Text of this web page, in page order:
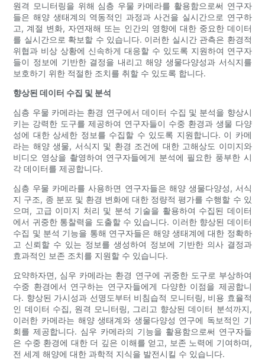
원격 모니터링을 위해 심층 우물 카메라를 활용함으로써 연구자
들은 해양 생태계의 역동적인 과정과 사건을 실시간으로 연구하
고, 계절 변화, 자연재해 또는 인간의 영향에 대한 중요한 데이터
를 실시간으로 확보할 수 있습니다. 이러한 실시간 관측은 환경적
위협과 비상 상황에 신속하게 대응할 수 있도록 지원하여 연구자
들이 정보에 기반한 결정을 내리고 해양 생물다양성과 서식지를
보호하기 위한 적절한 조치를 취할 수 있도록 합니다.
향상된 데이터 수집 및 분석
심층 우물 카메라는 환경 연구에서 데이터 수집 및 분석을 향상시
키는 강력한 도구를 제공하여 연구자들이 수중 환경과 생물 다양
성에 대한 상세한 정보를 수집할 수 있도록 지원합니다. 이 카메
라는 해양 생물, 서식지 및 환경 조건에 대한 고해상도 이미지와
비디오 영상을 촬영하여 연구자들에게 분석에 필요한 풍부한 시
각 데이터를 제공합니다.
심층 우물 카메라를 사용하면 연구자들은 해양 생물다양성, 서식
지 구조, 종 분포 및 환경 변화에 대한 정량적 평가를 수행할 수 있
으며, 고급 이미지 처리 및 분석 기술을 활용하여 수집된 데이터
에서 귀중한 통찰력을 도출할 수 있습니다. 이러한 향상된 데이터
수집 및 분석 기능을 통해 연구자들은 해양 생태계에 대한 정확하
고 신뢰할 수 있는 정보를 생성하여 정보에 기반한 의사 결정과
효과적인 보존 조치를 지원할 수 있습니다.
요약하자면, 심우 카메라는 환경 연구에 귀중한 도구로 부상하여
수중 환경에서 연구하는 연구자들에게 다양한 이점을 제공합니
다. 향상된 가시성과 선명도부터 비침습적 모니터링, 비용 효율적
인 데이터 수집, 원격 모니터링, 그리고 향상된 데이터 분석까지,
이러한 카메라는 해양 생태계와 생물다양성 연구에 독보적인 기
회를 제공합니다. 심우 카메라의 기능을 활용함으로써 연구자들
은 수중 환경에 대한 더 깊은 이해를 얻고, 보존 노력에 기여하며,
전 세계 해양에 대한 과학적 지식을 발전시킬 수 있습니다.